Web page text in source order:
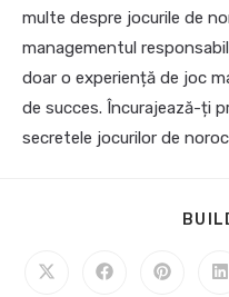
multe despre jocurile de
managementul
doar o experiență de joc
de succes. Încurajează-ți
secretele jocurilor de